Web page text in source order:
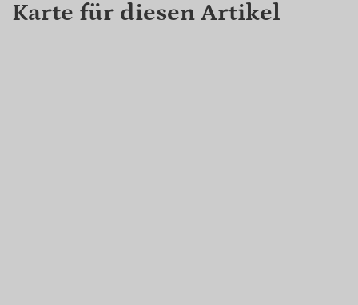
Karte für diesen Artikel